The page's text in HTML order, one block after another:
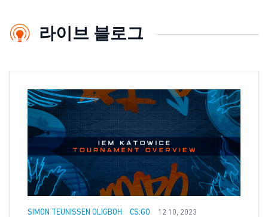
라이브 블로그
SIMON TEUNISSEN OLIGBOH CS:GO 12 10, 2023